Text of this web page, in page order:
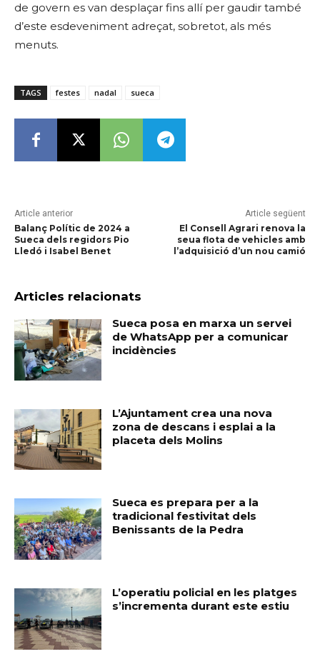
de govern es van desplaçar fins allí per gaudir també
d’este esdeveniment adreçat, sobretot, als més
menuts.
TAGS festes nadal sueca
Article anterior
Balanç Polític de 2024 a
Sueca dels regidors Pio
Lledó i Isabel Benet
Article següent
El Consell Agrari renova la
seua flota de vehicles amb
l’adquisició d’un nou camió
Articles relacionats
Sueca posa en marxa un servei
de WhatsApp per a comunicar
incidències
L’Ajuntament crea una nova
zona de descans i esplai a la
placeta dels Molins
Sueca es prepara per a la
tradicional festivitat dels
Benissants de la Pedra
L’operatiu policial en les platges
s’incrementa durant este estiu